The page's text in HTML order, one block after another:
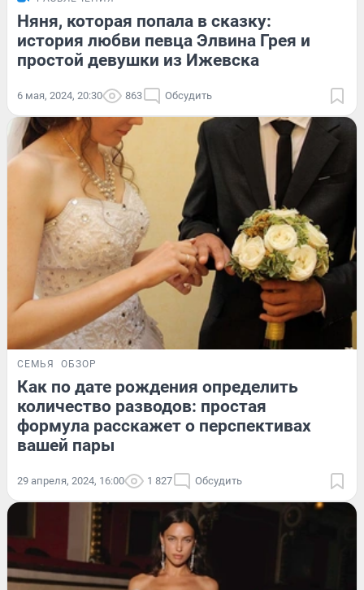
Няня, которая попала в сказку:
история любви певца Элвина Грея и
простой девушки из Ижевска
6 мая, 2024, 20:30 863 Обсудить
СЕМЬЯ ОБЗОР
Как по дате рождения определить
количество разводов: простая
формула расскажет о перспективах
вашей пары
29 апреля, 2024, 16:00 1 827 Обсудить